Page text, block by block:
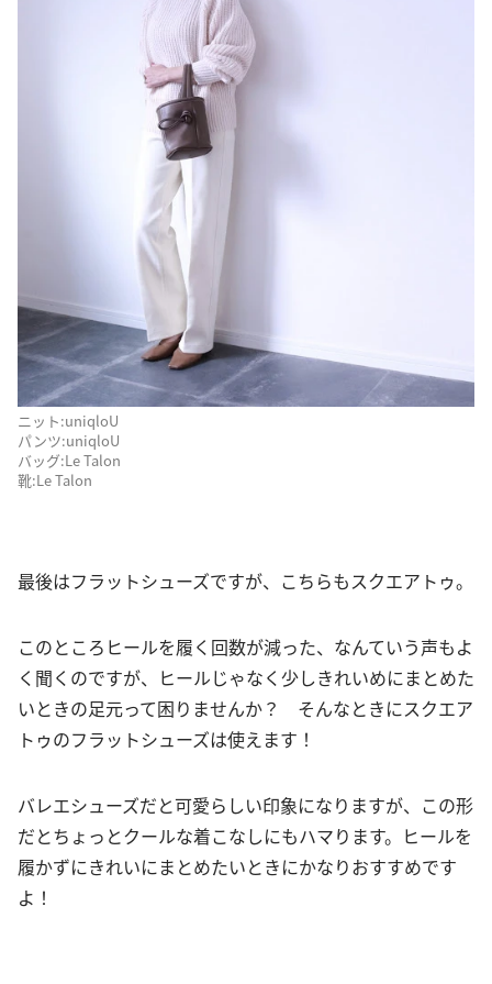
ニット:uniqloU
パンツ:uniqloU
バッグ:Le Talon
靴:Le Talon
最後はフラットシューズですが、こちらもスクエアトゥ。
このところヒールを履く回数が減った、なんていう声もよ
く聞くのですが、ヒールじゃなく少しきれいめにまとめた
いときの足元って困りませんか？ そんなときにスクエア
トゥのフラットシューズは使えます！
バレエシューズだと可愛らしい印象になりますが、この形
だとちょっとクールな着こなしにもハマります。ヒールを
履かずにきれいにまとめたいときにかなりおすすめです
よ！